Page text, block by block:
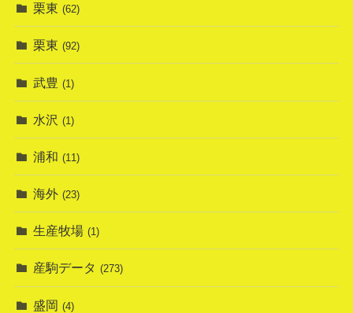
栗東 (62)
栗東 (92)
武豊 (1)
水沢 (1)
浦和 (11)
海外 (23)
生産牧場 (1)
産駒データ (273)
盛岡 (4)